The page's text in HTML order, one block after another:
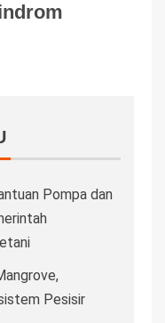
Pompa dan
Pesisir